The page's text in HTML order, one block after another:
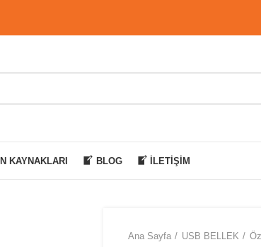
KAYNAKLARI BLOG İLETIŞIM
Ana Sayfa USB BELLEK